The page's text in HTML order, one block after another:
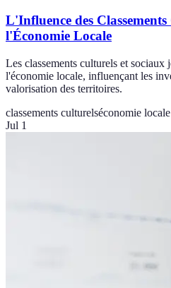
L'Influence des
l'Économie Locale
Les classements culturels et
l'économie locale, influençant les
valorisation des territoires.
classements culturelséconomie locale
Jul 1